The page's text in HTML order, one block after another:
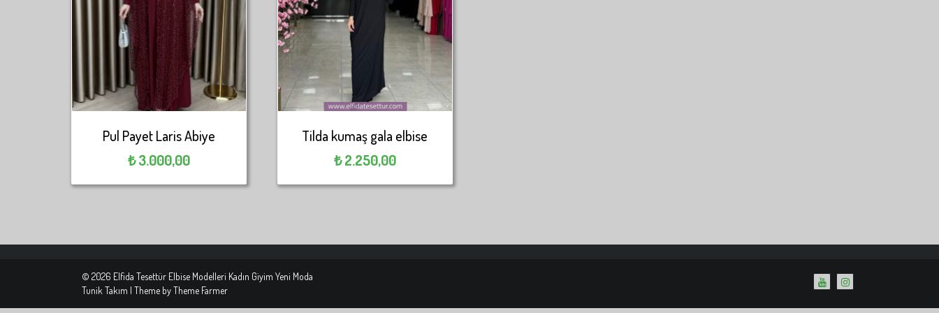
Pul Payet Laris Abiye
₺3.000,00
Tilda kumaş gala elbise
₺2.250,00
© 2026 Elfida Tesettür Elbise Modelleri Kadın Giyim Yeni Moda
Tunik Takım | Theme byTheme Farmer